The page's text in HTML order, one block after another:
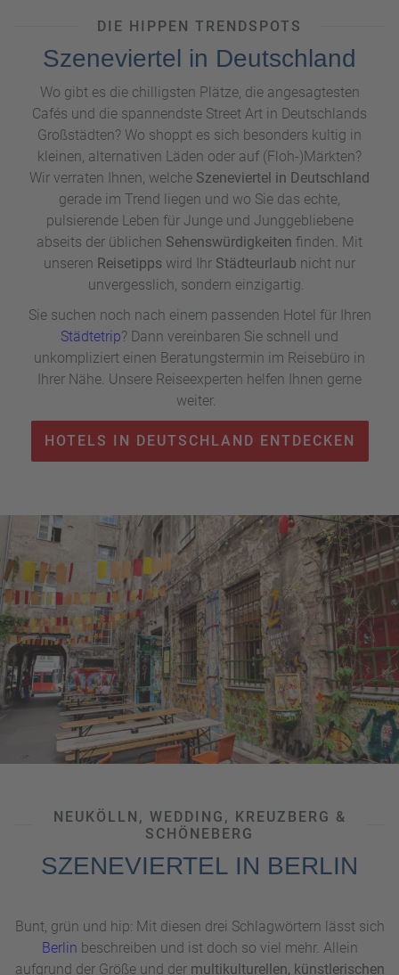
e
P
n
e
r
DIE HIPPEN TRENDSPOTS
Szeneviertel in Deutschland
Wo gibt es die chilligsten Plätze, die angesagtesten
Cafés und die spannendste Street Art in Deutschlands
Großstädten? Wo shoppt es sich besonders kultig in
kleinen, alternativen Läden oder auf (Floh-)Märkten?
Wir verraten Ihnen, welche Szeneviertel in Deutschland
gerade im Trend liegen und wo Sie das echte,
pulsierende Leben für Junge und Junggebliebene
abseits der üblichen Sehenswürdigkeiten finden. Mit
unseren Reisetipps wird Ihr Städteurlaub nicht nur
unvergesslich, sondern einzigartig.
Sie suchen noch nach einem passenden Hotel für Ihren
Städtetrip? Dann vereinbaren Sie schnell und
unkompliziert einen Beratungstermin im Reisebüro in
Ihrer Nähe. Unsere Reiseexperten helfen Ihnen gerne
weiter.
HOTELS IN DEUTSCHLAND ENTDECKEN
NEUKÖLLN, WEDDING, KREUZBERG &
SCHÖNEBERG
SZENEVIERTEL IN BERLIN
Bunt, grün und hip: Mit diesen drei Schlagwörtern lässt sich
Berlin beschreiben und ist doch so viel mehr. Allein
aufgrund der Größe und der multikulturellen, künstlerischen